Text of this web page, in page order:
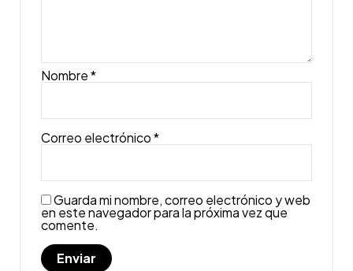
Nombre*
Correo electrónico*
Guarda mi nombre, correo electrónico y web
en este navegador para la próxima vez que
comente.